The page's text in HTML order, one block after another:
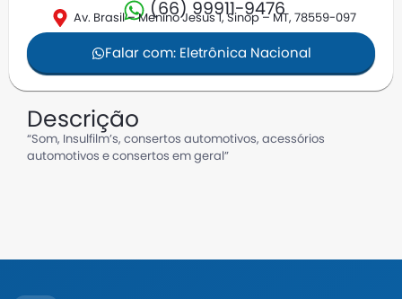
(66) 99911-9476
Av. Brasil – Menino Jesus 1, Sinop – MT, 78559-097
Falar com: Eletrônica Nacional
Descrição
“Som, Insulfilm’s, consertos automotivos, acessórios
automotivos e consertos em geral”